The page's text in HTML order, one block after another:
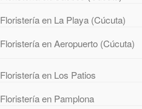
Floristería en La Playa (Cúcuta)
Floristería en Aeropuerto (Cúcuta)
Floristería en Los Patios
Floristería en Pamplona